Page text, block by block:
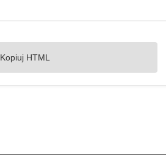
Kopiuj HTML